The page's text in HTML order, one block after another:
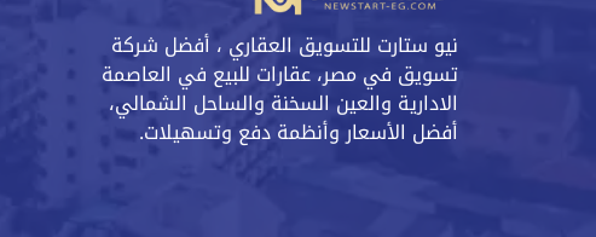
نيو ستارت للتسويق العقاري ، أفضل شركة
تسويق في مصر، عقارات للبيع في العاصمة
الادارية والعين السخنة والساحل الشمالي،
أفضل الأسعار وأنظمة دفع وتسهيلات.